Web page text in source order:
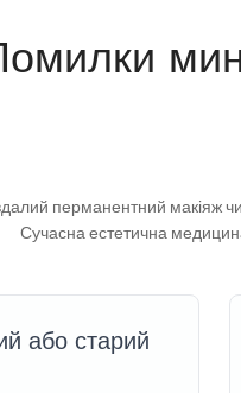
перманентний макіяж
Сучасна естетична
або старий